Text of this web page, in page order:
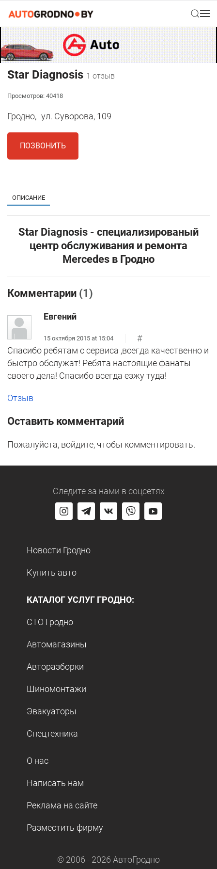
Star Diagnosis 1 отзыв
Просмотров: 40418
Гродно, ул. Суворова, 109
ПОЗВОНИТЬ
ОПИСАНИЕ
Star Diagnosis - специализированый
центр обслуживания и ремонта
Mercedes в Гродно
Комментарии (1)
Евгений
15 октября 2015 at 15:04
#
Спасибо ребятам с сервиса ,всегда качественно и
быстро обслужат! Ребята настоящие фанаты
своего дела! Спасибо всегда езжу туда!
Отзыв
Оставить комментарий
Пожалуйста, войдите, чтобы комментировать.
Следите за нами в соцсетях
Новости Гродно
Купить авто
КАТАЛОГ УСЛУГ ГРОДНО:
СТО Гродно
Автомагазины
Авторазборки
Шиномонтажи
Эвакуаторы
Спецтехника
О нас
Написать нам
Реклама на сайте
Разместить фирму
© 2006 - 2026 АвтоГродно